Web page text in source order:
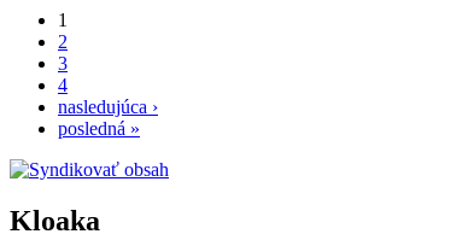
1
2
3
4
nasledujúca ›
posledná »
Kloaka